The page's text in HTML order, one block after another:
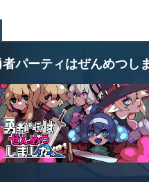
パーティはぜんめつし